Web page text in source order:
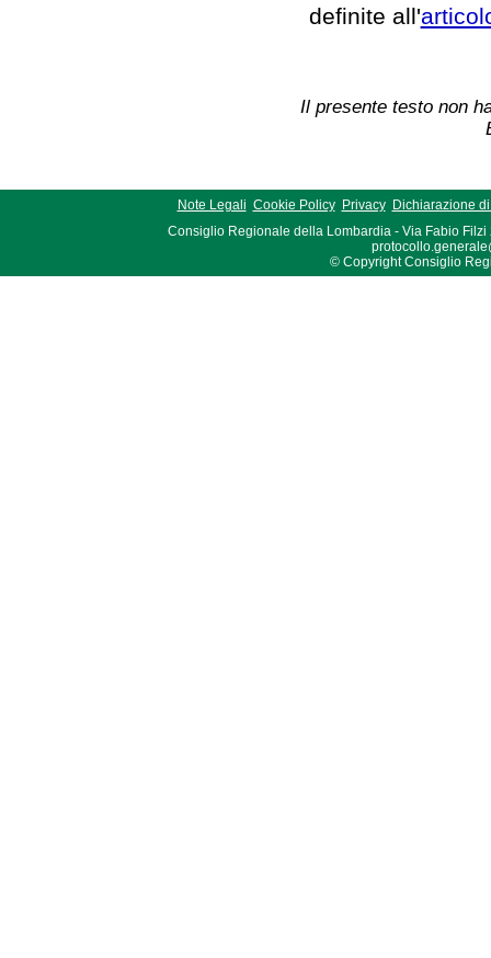
definite all'
Il presente testo non
Note Legali Cookie Policy Privacy
Dichiarazione
Consiglio Regionale della Lombardia - Via Fabio Filzi
© Copyright Consiglio